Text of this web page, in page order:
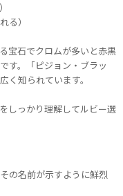
る）
宝石でクロムが多いと赤黒
す。「ピジョン・ブラッ
く知られています。
しっかり理解してルビー選
の名前が示すように鮮烈